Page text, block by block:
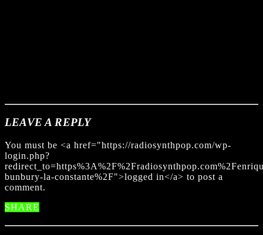
LEAVE A REPLY
You must be <a href="https://radiosynthpop.com/wp-
login.php?
bunbury-la-constante%2F">logged in</a> to post a
comment.
SHARE